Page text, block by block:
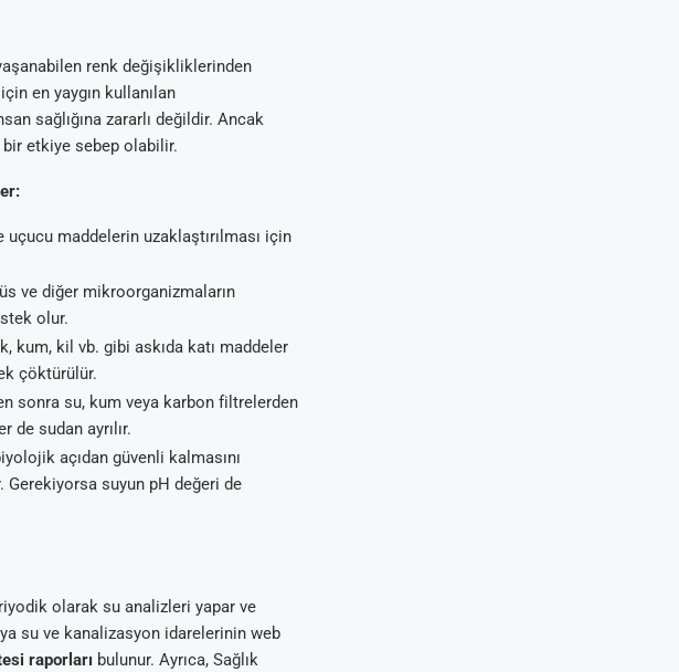
renk değişikliklerinden
en yaygın kullanılan
sağlığına zararlı değildir. Ancak
etkiye sebep olabilir.
maddelerin uzaklaştırılması için
ve diğer mikroorganizmaların
olur.
kum, kil vb. gibi askıda katı maddeler
çöktürülür.
sonra su, kum veya karbon filtrelerden
sudan ayrılır.
açıdan güvenli kalmasını
Gerekiyorsa suyun pH değeri de
olarak su analizleri yapar ve
su ve kanalizasyon idarelerinin web
raporları bulunur. Ayrıca, Sağlık